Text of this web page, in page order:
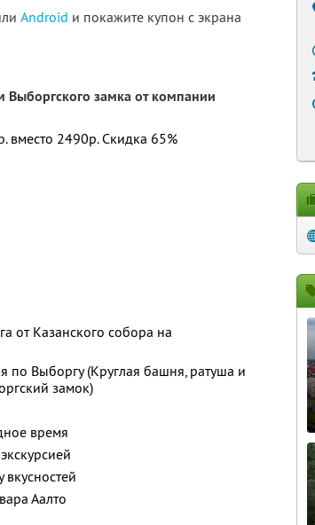
Android и покажите купон с экрана
Выборгского замка от компании
вместо 2490р. Скидка 65%
от Казанского собора на
по Выборгу (Круглая башня, ратуша и
замок)
время
Аалто